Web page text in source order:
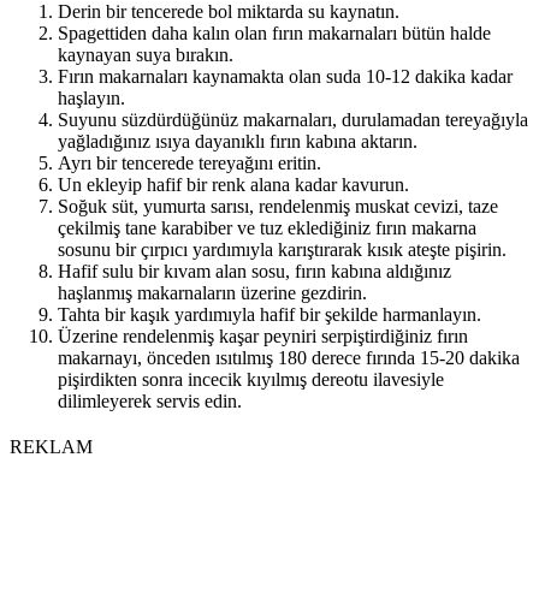
Derin bir tencerede bol miktarda su kaynatın.
Spagettiden daha kalın olan fırın makarnaları bütün halde
kaynayan suya bırakın.
Fırın makarnaları kaynamakta olan suda 10-12 dakika kadar
haşlayın.
Suyunu süzdürdüğünüz makarnaları, durulamadan tereyağıyla
yağladığınız ısıya dayanıklı fırın kabına aktarın.
Ayrı bir tencerede tereyağını eritin.
Un ekleyip hafif bir renk alana kadar kavurun.
Soğuk süt, yumurta sarısı, rendelenmiş muskat cevizi, taze
çekilmiş tane karabiber ve tuz eklediğiniz fırın makarna
sosunu bir çırpıcı yardımıyla karıştırarak kısık ateşte pişirin.
Hafif sulu bir kıvam alan sosu, fırın kabına aldığınız
haşlanmış makarnaların üzerine gezdirin.
Tahta bir kaşık yardımıyla hafif bir şekilde harmanlayın.
Üzerine rendelenmiş kaşar peyniri serpiştirdiğiniz fırın
makarnayı, önceden ısıtılmış 180 derece fırında 15-20 dakika
pişirdikten sonra incecik kıyılmış dereotu ilavesiyle
dilimleyerek servis edin.
REKLAM